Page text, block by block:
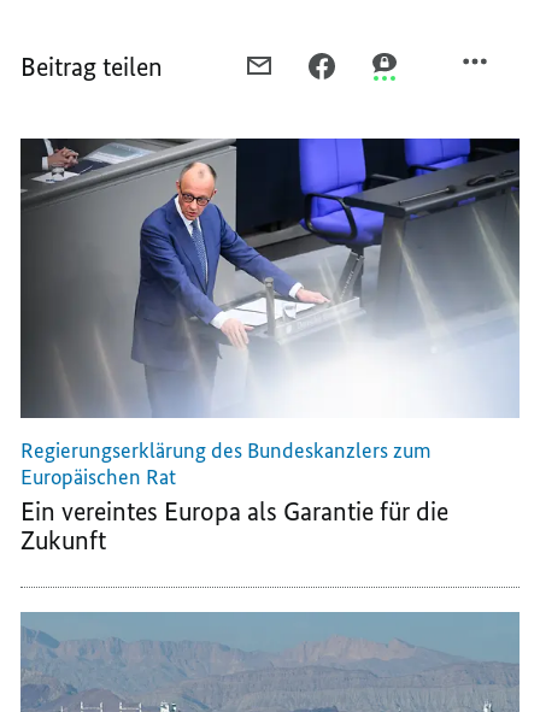
Beitrag teilen
DAS
INNOVATIONSPOTENZIAL,
DAS
IN
EUROPA
STECKT,
DAS
INNOVATIONSPOTENZIAL,
DAS
IN
EUROPA
STECKT,
NUTZEN
DAS
DAS
IN
EUROPA
STECKT,
NUTZEN
Regierungserklärung des Bundeskanzlers zum
Europäischen Rat
Ein vereintes Europa als Garantie für die
Zukunft